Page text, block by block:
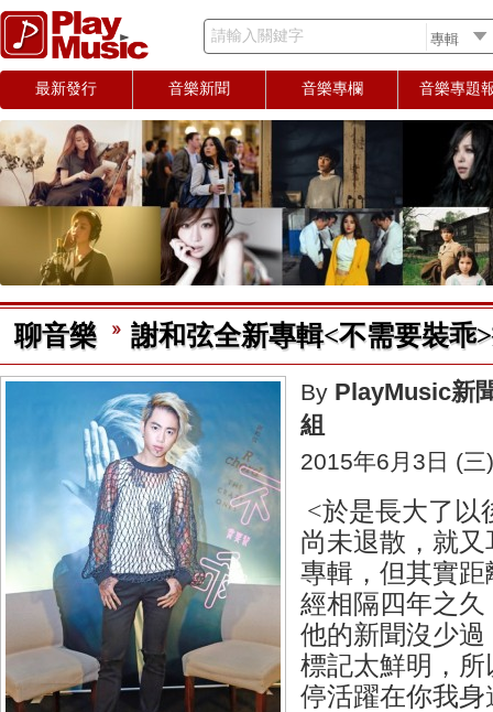
請輸入關鍵字
最新發行 音樂新聞 音樂專欄 音樂專題
聊音樂 謝和弦全新專輯<不需要裝乖
By PlayMusic新
組
2015年6月3日 (三)
<於是長大了以
尚未退散，就
專輯，但其實
經相隔四年之
他的新聞沒少
標記太鮮明，
停活躍在你我